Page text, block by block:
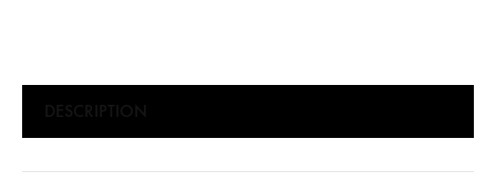
DESCRIPTION